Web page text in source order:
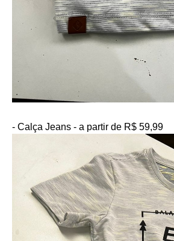
- Calça Jeans - a partir de R$ 59,99